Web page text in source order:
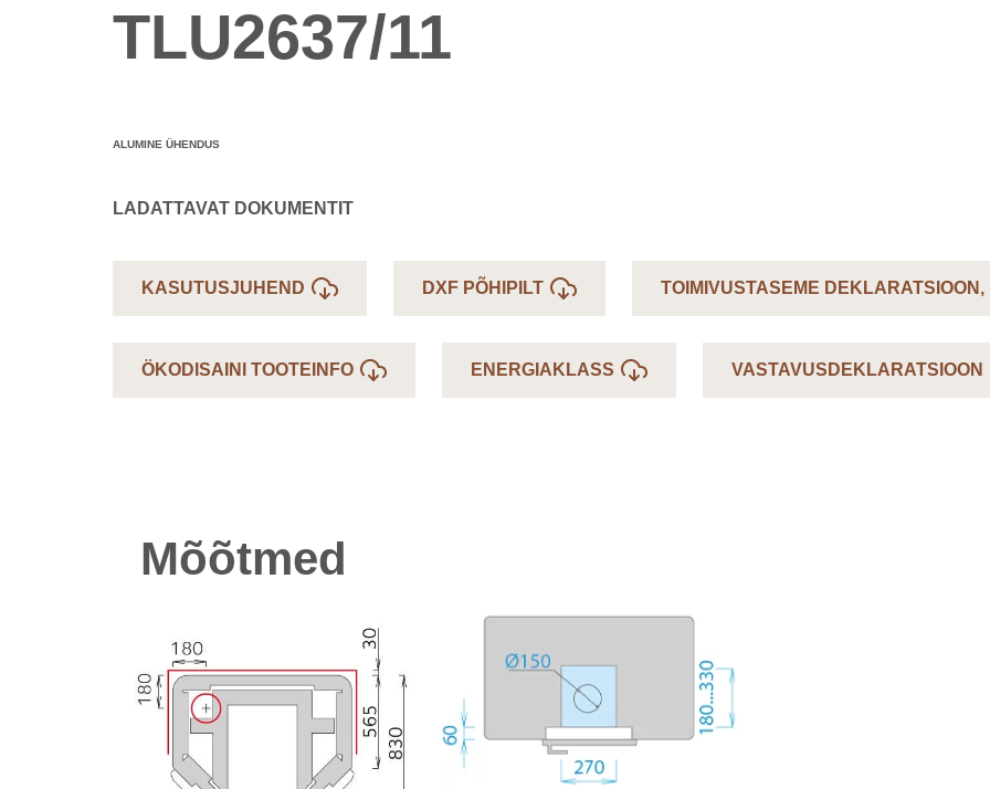
TLU2637/11
ALUMINE ÜHENDUS
LADATTAVAT DOKUMENTIT
KASUTUSJUHEND DXF PÕHIPILT TOIMIVUSTASEME DEKLARATSIOON,
ÖKODISAINI TOOTEINFO ENERGIAKLASS VASTAVUSDEKLARATSIOON
Mõõtmed